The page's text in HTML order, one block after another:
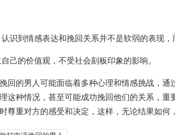
认识到情感表达和挽回关系并不是软弱的表现，
己的价值观，不受社会刻板印象的影响。
回的男人可能面临着多种心理和情感挑战，
这种情况，甚至可能成功挽回他们的关系，
尊重对方的感受和决定，这样，无论结果如何